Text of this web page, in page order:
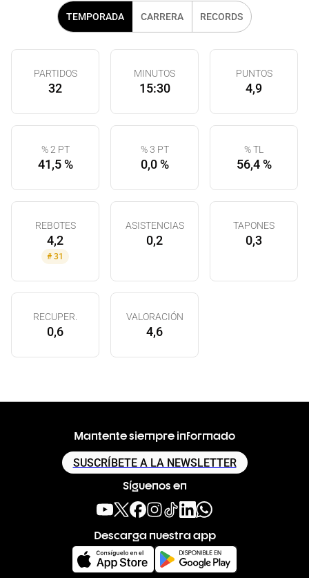
TEMPORADA CARRERA RECORDS
PARTIDOS
32
MINUTOS
15:30
PUNTOS
4,9
% 2 PT
41,5 %
% 3 PT
0,0 %
% TL
56,4 %
REBOTES
4,2
# 31
ASISTENCIAS
0,2
TAPONES
0,3
RECUPER.
0,6
VALORACIÓN
4,6
Mantente siempre informado
SUSCRÍBETE A LA NEWSLETTER
Síguenos en
Descarga nuestra app